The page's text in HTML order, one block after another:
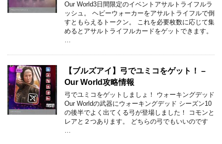
Our World3日間限定のイベントアサルトライフルラ
ッシュ。 ヘビーウォーカーをアサルトライフルで倒
すともらえるトークン。 これを必要枚数に応じて集
めるとアサルトライフルカードをゲットできます。
…
【ブルズアイ】弓でユミコをゲット！ –
Our World攻略情報
弓でユミコをゲットしましょ！ ウォーキングデッド
Our Worldの武器にウォーキングデッド シーズン10
の後半でよく出てくる弓が登場しました！ コモンと
レアと２つあります。 どちらの弓でもいいのです
…